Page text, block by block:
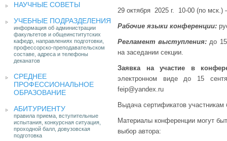
НАУЧНЫЕ СОВЕТЫ
УЧЕБНЫЕ ПОДРАЗДЕЛЕНИЯ
информация об администрации
факультетов и общеинститутских
кафедр, направлениях подготовки,
профессорско-преподавательском
составе, адреса и телефоны
деканатов
СРЕДНЕЕ
ПРОФЕССИОНАЛЬНОЕ
ОБРАЗОВАНИЕ
АБИТУРИЕНТУ
правила приема, вступительные
испытания, конкурсная ситуация,
проходной балл, довузовская
подготовка
29 октября 2025 г. 10-00 (по мск.)
Рабочие языки конференции:
Регламент выступления: до
на заседании секции.
Заявка на участие в
электронном виде до 15
feip@yandex.ru
Выдача сертификатов
Материалы конференции могут
выбор автора: